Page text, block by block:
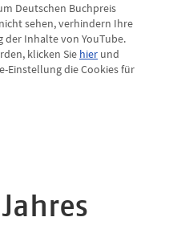
Deutschen Buchpreis
sehen, verhindern Ihre
der Inhalte von YouTube.
klicken Sie hier und
Einstellung die Cookies für